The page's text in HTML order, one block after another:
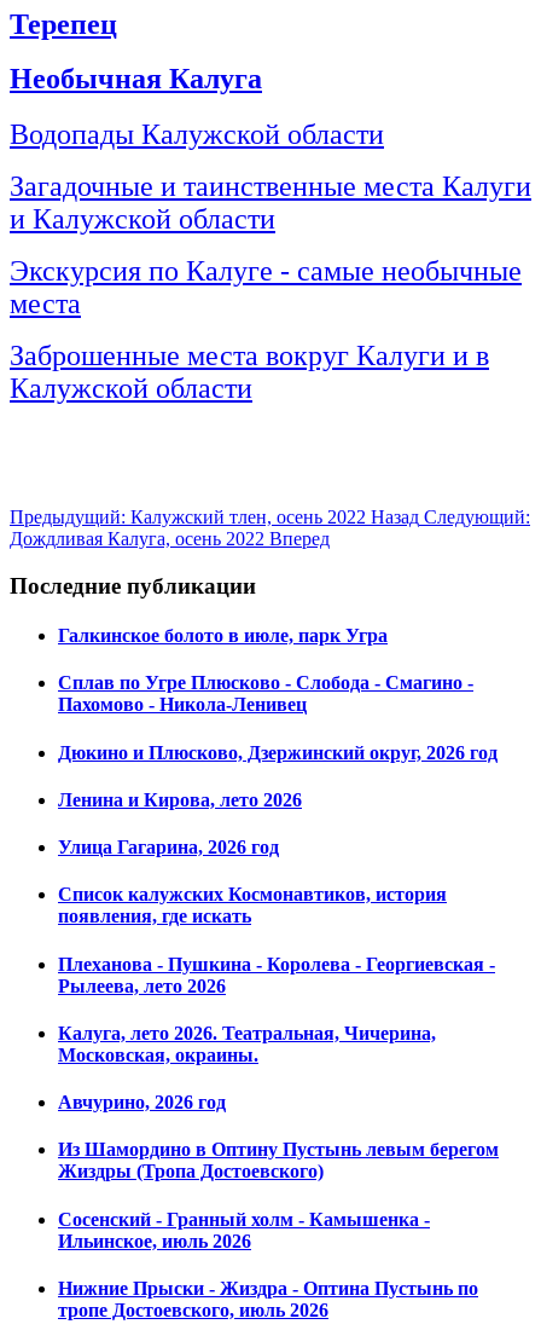
Терепец
Необычная Калуга
Водопады Калужской области
Загадочные и таинственные места Калуги
и Калужской области
Экскурсия по Калуге - самые необычные
места
Заброшенные места вокруг Калуги и в
Калужской области
Предыдущий: Калужский тлен, осень 2022 Назад Следующий:
Дождливая Калуга, осень 2022 Вперед
Последние публикации
Галкинское болото в июле, парк Угра
Сплав по Угре Плюсково - Слобода - Смагино -
Пахомово - Никола-Ленивец
Дюкино и Плюсково, Дзержинский округ, 2026 год
Ленина и Кирова, лето 2026
Улица Гагарина, 2026 год
Список калужских Космонавтиков, история
появления, где искать
Плеханова - Пушкина - Королева - Георгиевская -
Рылеева, лето 2026
Калуга, лето 2026. Театральная, Чичерина,
Московская, окраины.
Авчурино, 2026 год
Из Шамордино в Оптину Пустынь левым берегом
Жиздры (Тропа Достоевского)
Сосенский - Гранный холм - Камышенка -
Ильинское, июль 2026
Нижние Прыски - Жиздра - Оптина Пустынь по
тропе Достоевского, июль 2026